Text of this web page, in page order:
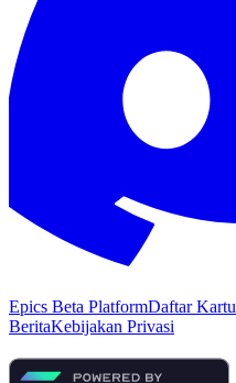
Epics Beta PlatformDaftar Kartu
BeritaKebijakan Privasi